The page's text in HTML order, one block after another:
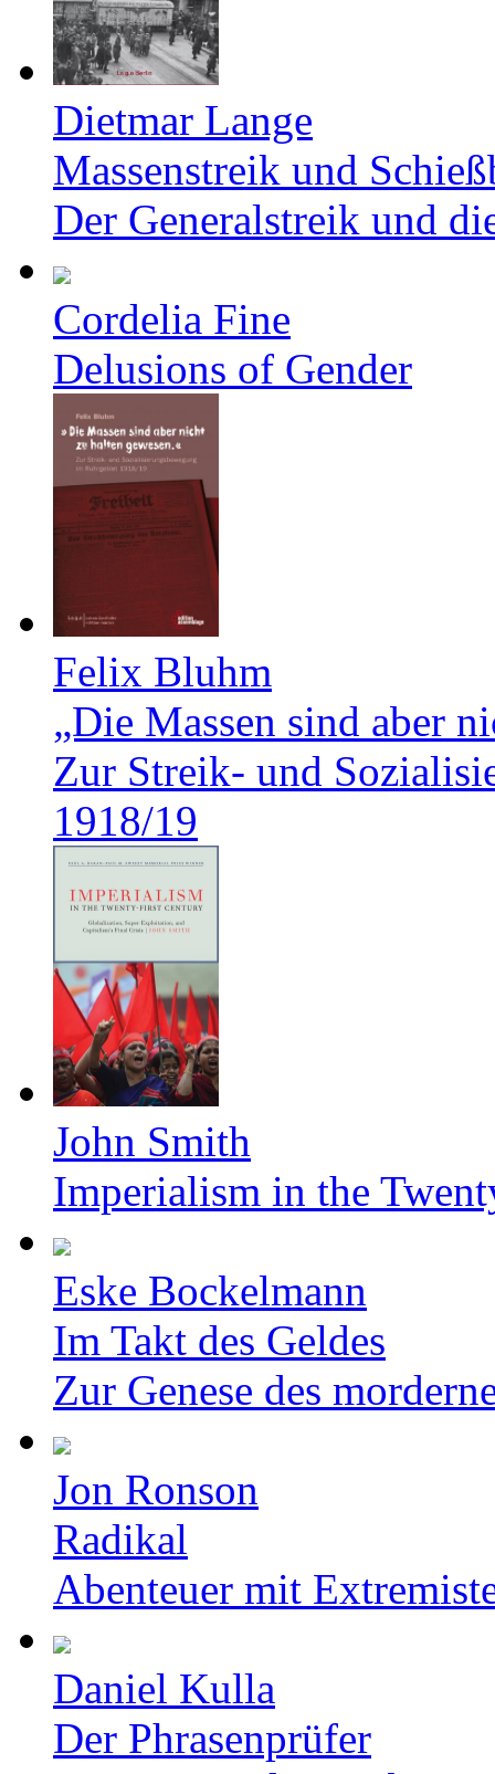
Dietmar Lange
Massenstreik und
Der Generalstreik und
Cordelia Fine
Delusions of Gender
Felix Bluhm
„Die Massen sind aber
Zur Streik- und
1918/19
John Smith
Imperialism in the
Eske Bockelmann
Im Takt des Geldes
Zur Genese des
Jon Ronson
Radikal
Abenteuer mit
Daniel Kulla
Der Phrasenprüfer